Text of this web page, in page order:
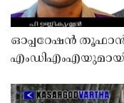
ഓപ്പറേഷൻ